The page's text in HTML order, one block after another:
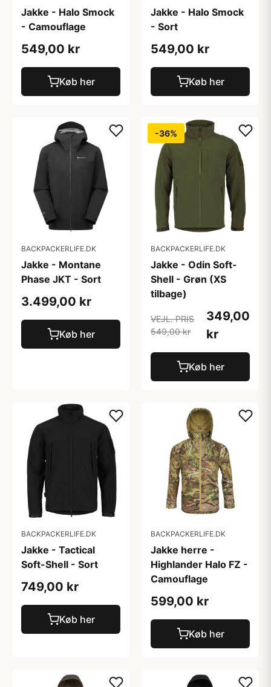
Jakke - Halo Smock
- Camouflage
549,00 kr
Køb her
Jakke - Halo Smock
- Sort
549,00 kr
Køb her
BACKPACKERLIFE.DK
Jakke - Montane
Phase JKT - Sort
3.499,00 kr
Køb her
-36%
BACKPACKERLIFE.DK
Jakke - Odin Soft-
Shell - Grøn (XS
tilbage)
VEJL. PRIS
549,00 kr
349,00
kr
Køb her
BACKPACKERLIFE.DK
Jakke - Tactical
Soft-Shell - Sort
749,00 kr
Køb her
BACKPACKERLIFE.DK
Jakke herre -
Highlander Halo FZ -
Camouflage
599,00 kr
Køb her